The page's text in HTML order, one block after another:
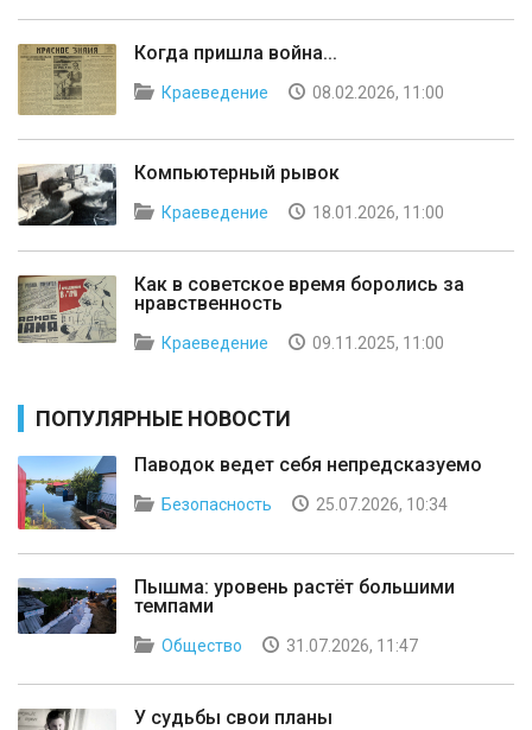
Когда пришла война...
Краеведение 08.02.2026, 11:00
Компьютерный рывок
Краеведение 18.01.2026, 11:00
Как в советское время боролись за
нравственность
Краеведение 09.11.2025, 11:00
ПОПУЛЯРНЫЕ НОВОСТИ
Паводок ведет себя непредсказуемо
Безопасность 25.07.2026, 10:34
Пышма: уровень растёт большими
темпами
Общество 31.07.2026, 11:47
У судьбы свои планы